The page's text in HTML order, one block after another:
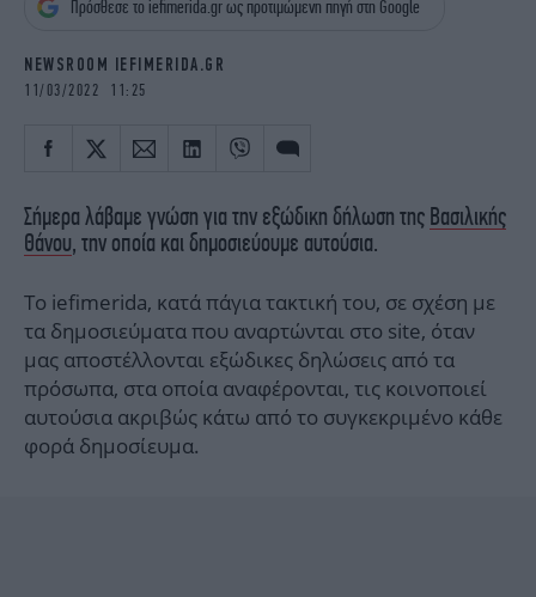
iBOOKS
ΖΩΔΙΑ
MEDIA
NEWSLETTER
Πρόσθεσε το iefimerida.gr ως προτιμώμενη πηγή στη Google
NEWSROOM IEFIMERIDA.GR
11/03/2022 11:25
Σήμερα λάβαμε γνώση για την εξώδικη δήλωση της Βασιλικής
Θάνου, την οποία και δημοσιεύουμε αυτούσια.
Το iefimerida, κατά πάγια τακτική του, σε σχέση με
τα δημοσιεύματα που αναρτώνται στο site, όταν
μας αποστέλλονται εξώδικες δηλώσεις από τα
πρόσωπα, στα οποία αναφέρονται, τις κοινοποιεί
αυτούσια ακριβώς κάτω από το συγκεκριμένο κάθε
φορά δημοσίευμα.